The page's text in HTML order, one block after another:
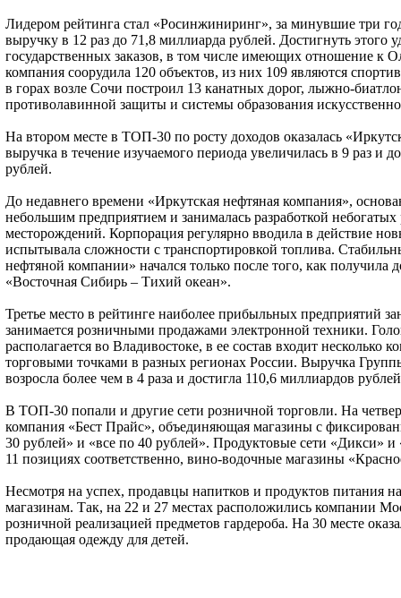
Лидером рейтинга стал «Росинжиниринг», за минувшие три
выручку в 12 раз до 71,8 миллиарда рублей. Достигнуть этого
государственных заказов, в том числе имеющих отношение к
компания соорудила 120 объектов, из них 109 являются
в горах возле Сочи построил 13 канатных дорог, лыжно-
противолавинной защиты и системы образования
На втором месте в ТОП-30 по росту доходов оказалась
выручка в течение изучаемого периода увеличилась в 9 раз и
рублей.
До недавнего времени «Иркутская нефтяная компания»,
небольшим предприятием и занималась разработкой
месторождений. Корпорация регулярно вводила в действие
испытывала сложности с транспортировкой топлива.
нефтяной компании» начался только после того, как получила
«Восточная Сибирь – Тихий океан».
Третье место в рейтинге наиболее прибыльных предприятий
занимается розничными продажами электронной техники.
располагается во Владивостоке, в ее состав входит
торговыми точками в разных регионах России. Выручка
возросла более чем в 4 раза и достигла 110,6 миллиардов
В ТОП-30 попали и другие сети розничной торговли. На
компания «Бест Прайс», объединяющая магазины с
30 рублей» и «все по 40 рублей». Продуктовые сети «Дикси» и
11 позициях соответственно, вино-водочные магазины
Несмотря на успех, продавцы напитков и продуктов питания
магазинам. Так, на 22 и 27 местах расположились компании
розничной реализацией предметов гардероба. На 30 месте
продающая одежду для детей.